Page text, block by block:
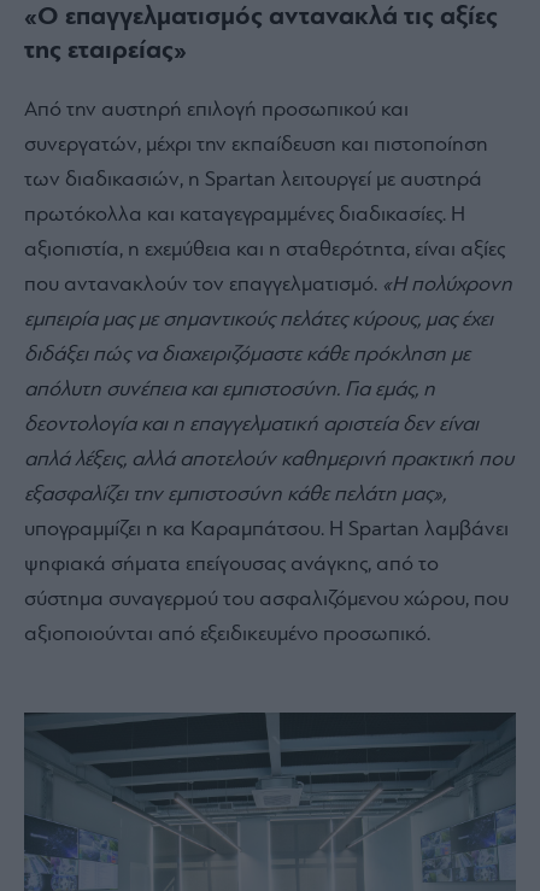
«Ο επαγγελματισμός αντανακλά τις αξίες
της εταιρείας»
Από την αυστηρή επιλογή προσωπικού και
συνεργατών, μέχρι την εκπαίδευση και πιστοποίηση
των διαδικασιών, η Spartan λειτουργεί με αυστηρά
πρωτόκολλα και καταγεγραμμένες διαδικασίες. Η
αξιοπιστία, η εχεμύθεια και η σταθερότητα, είναι αξίες
που αντανακλούν τον επαγγελματισμό. «Η πολύχρονη
εμπειρία μας με σημαντικούς πελάτες κύρους, μας έχει
διδάξει πώς να διαχειριζόμαστε κάθε πρόκληση με
απόλυτη συνέπεια και εμπιστοσύνη. Για εμάς, η
δεοντολογία και η επαγγελματική αριστεία δεν είναι
απλά λέξεις, αλλά αποτελούν καθημερινή πρακτική που
εξασφαλίζει την εμπιστοσύνη κάθε πελάτη μας»,
υπογραμμίζει η κα Καραμπάτσου. Η Spartan λαμβάνει
ψηφιακά σήματα επείγουσας ανάγκης, από το
σύστημα συναγερμού του ασφαλιζόμενου χώρου, που
αξιοποιούνται από εξειδικευμένο προσωπικό.